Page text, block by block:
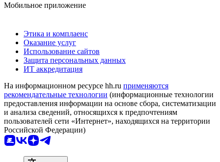
Мобильное приложение
Этика и комплаенс
Оказание услуг
Использование сайтов
Защита персональных данных
ИТ аккредитация
На информационном ресурсе hh.ru применяются
рекомендательные технологии (информационные технологии
предоставления информации на основе сбора, систематизации
и анализа сведений, относящихся к предпочтениям
пользователей сети «Интернет», находящихся на территории
Российской Федерации)